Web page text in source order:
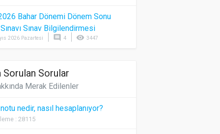
Bahar Dönemi Dönem Sonu
Sınav Bilgilendirmesi
2026 Pazartesi comment 4 visibility 3447
Sorulan Sorular
Merak Edilenler
notu nedir, nasıl hesaplanıyor?
: 28115